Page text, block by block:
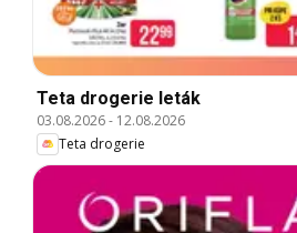
Teta drogerie leták
03.08.2026- 12.08.2026
Teta drogerie